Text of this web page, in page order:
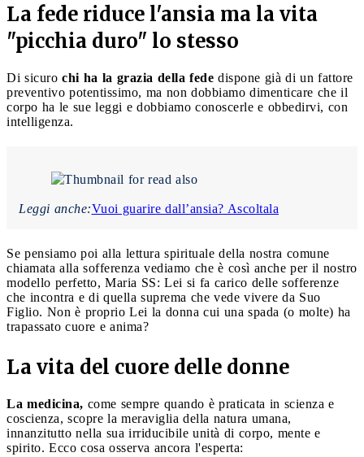
La fede riduce l'ansia ma la vita
"picchia duro" lo stesso
Di sicuro chi ha la grazia della fede dispone già di un fattore
preventivo potentissimo, ma non dobbiamo dimenticare che il
corpo ha le sue leggi e dobbiamo conoscerle e obbedirvi, con
intelligenza.
Leggi anche:Vuoi guarire dall’ansia? Ascoltala
Se pensiamo poi alla lettura spirituale della nostra comune
chiamata alla sofferenza vediamo che è così anche per il nostro
modello perfetto, Maria SS: Lei si fa carico delle sofferenze
che incontra e di quella suprema che vede vivere da Suo
Figlio. Non è proprio Lei la donna cui una spada (o molte) ha
trapassato cuore e anima?
La vita del cuore delle donne
La medicina, come sempre quando è praticata in scienza e
coscienza, scopre la meraviglia della natura umana,
innanzitutto nella sua irriducibile unità di corpo, mente e
spirito. Ecco cosa osserva ancora l'esperta: